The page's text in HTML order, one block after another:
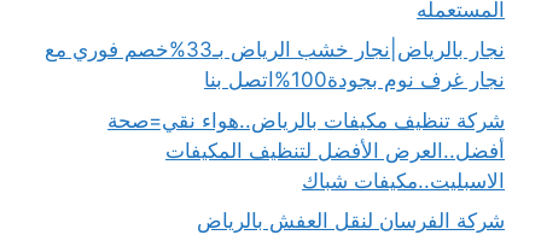
المستعمله
نجار بالرياض|نجار خشب الرياض بـ33%خصم فوري مع
نجار غرف نوم بجودة100%اتصل بنا
شركة تنظيف مكيفات بالرياض..هواء نقي=صحة
أفضل..العرض الأفضل لتنظيف المكيفات
الاسبليت..مكيفات شباك
شركة الفرسان لنقل العفش بالرياض